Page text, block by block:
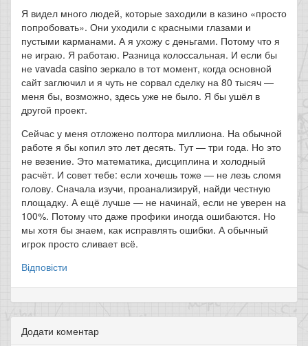
Я видел много людей, которые заходили в казино «просто
попробовать». Они уходили с красными глазами и
пустыми карманами. А я ухожу с деньгами. Потому что я
не играю. Я работаю. Разница колоссальная. И если бы
не vavada casino зеркало в тот момент, когда основной
сайт заглючил и я чуть не сорвал сделку на 80 тысяч —
меня бы, возможно, здесь уже не было. Я бы ушёл в
другой проект.
Сейчас у меня отложено полтора миллиона. На обычной
работе я бы копил это лет десять. Тут — три года. Но это
не везение. Это математика, дисциплина и холодный
расчёт. И совет тебе: если хочешь тоже — не лезь сломя
голову. Сначала изучи, проанализируй, найди честную
площадку. А ещё лучше — не начинай, если не уверен на
100%. Потому что даже профики иногда ошибаются. Но
мы хотя бы знаем, как исправлять ошибки. А обычный
игрок просто сливает всё.
Відповісти
Додати коментар